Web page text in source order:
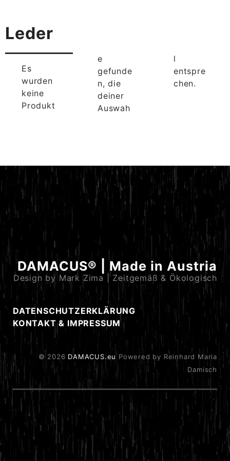
Leder
Es
wurden
keine
Produkt
e
gefunde
n, die
deiner
Auswah
l
entspre
chen.
DAMACUS® | Made in Austria
Design by Mark Zima | Zeitgemäß & Ökologisch
DATENSCHUTZERKLÄRUNG
KONTAKT & IMPRESSUM
© 2026 DAMACUS.eu Powered by Reinhard Maria
Damisch